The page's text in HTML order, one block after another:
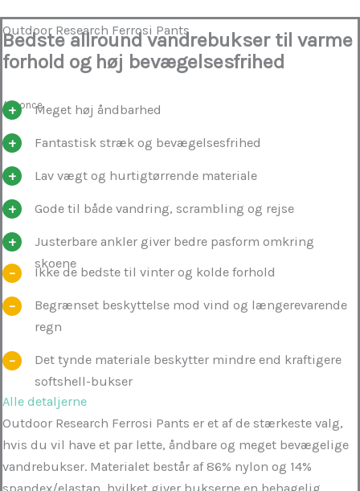
Outdoor Research Ferrosi Pants
Bedste allround vandrebukser til varme
forhold og høj bevægelsesfrihed
AnnonceMeget høj åndbarhed
Fantastisk stræk og bevægelsesfrihed
Lav vægt og hurtigtørrende materiale
Gode til både vandring, scrambling og rejse
Justerbare ankler giver bedre pasform omkring
skoene
Ikke de bedste til vinter og kolde forhold
Begrænset beskyttelse mod vind og længerevarende
regn
Det tynde materiale beskytter mindre end kraftigere
softshell-bukser
Alle detaljerne
Outdoor Research Ferrosi Pants er et af de stærkeste valg,
hvis du vil have et par lette, åndbare og meget bevægelige
vandrebukser. Materialet består af 86% nylon og 14%